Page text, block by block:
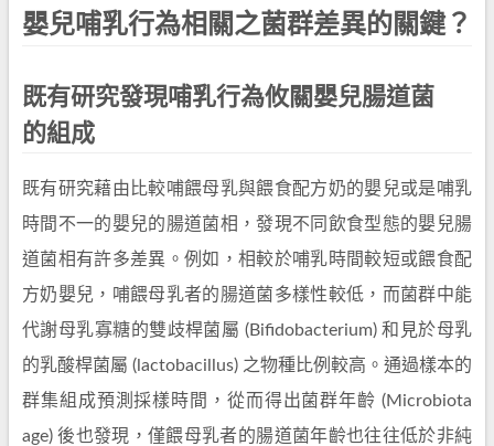
嬰兒哺乳行為相關之菌群差異的關鍵？
既有研究發現哺乳行為攸關嬰兒腸道菌
的組成
既有研究藉由比較哺餵母乳與餵食配方奶的嬰兒或是哺乳
時間不一的嬰兒的腸道菌相，發現不同飲食型態的嬰兒腸
道菌相有許多差異。例如，相較於哺乳時間較短或餵食配
方奶嬰兒，哺餵母乳者的腸道菌多樣性較低，而菌群中能
代謝母乳寡糖的雙歧桿菌屬 (Bifidobacterium) 和見於母乳
的乳酸桿菌屬 (lactobacillus) 之物種比例較高。通過樣本的
群集組成預測採樣時間，從而得出菌群年齡 (Microbiota
age) 後也發現，僅餵母乳者的腸道菌年齡也往往低於非純